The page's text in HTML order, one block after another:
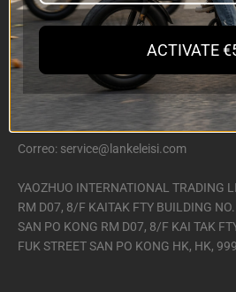
Política de cookies
Embajador de Paseos
Correo: service@lankeleisi.com
YAOZHUO INTERNATIONAL TRADING
RM D07, 8/F KAITAK FTY BUILDING
SAN PO KONG RM D07, 8/F KAI TAK
FUK STREET SAN PO KONG HK, HK,
ACTIVATE